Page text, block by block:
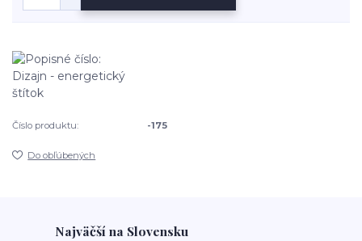
Číslo produktu: -175
Do obľúbených
Najväčší na Slovensku